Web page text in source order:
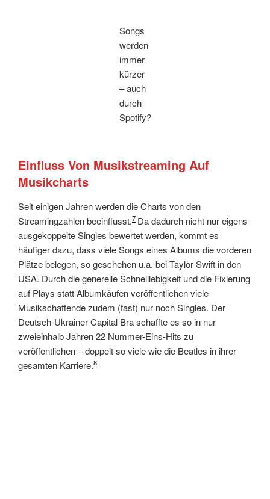
Songs
werden
immer
kürzer
– auch
durch
Spotify?
Einfluss Von Musikstreaming Auf
Musikcharts
Seit einigen Jahren werden die Charts von den
Streamingzahlen beeinflusst.7 Da dadurch nicht nur eigens
ausgekoppelte Singles bewertet werden, kommt es
häufiger dazu, dass viele Songs eines Albums die vorderen
Plätze belegen, so geschehen u.a. bei Taylor Swift in den
USA. Durch die generelle Schnelllebigkeit und die Fixierung
auf Plays statt Albumkäufen veröffentlichen viele
Musikschaffende zudem (fast) nur noch Singles. Der
Deutsch-Ukrainer Capital Bra schaffte es so in nur
zweieinhalb Jahren 22 Nummer-Eins-Hits zu
veröffentlichen – doppelt so viele wie die Beatles in ihrer
gesamten Karriere.8